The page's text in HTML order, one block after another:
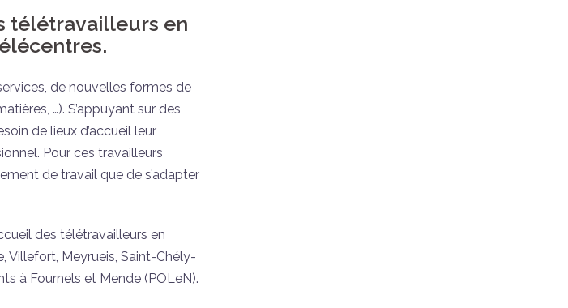
télétravailleurs en
de nouvelles formes de
…). S’appuyant sur des
de lieux d’accueil leur
Pour ces travailleurs
de travail que de s’adapter
des télétravailleurs en
Meyrueis, Saint-Chély-
à Fournels et Mende (POLeN).